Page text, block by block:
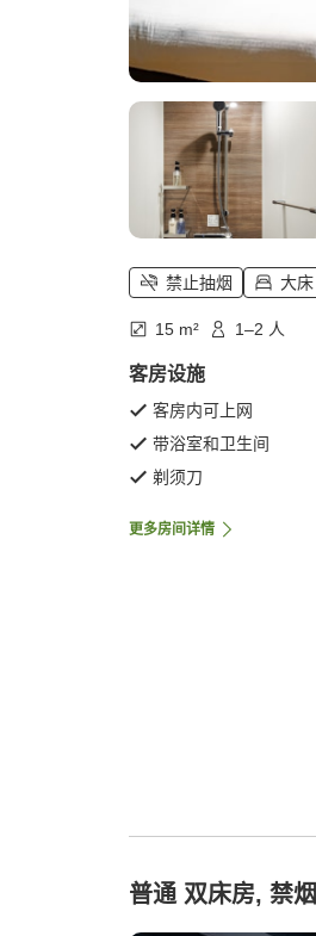
禁止抽烟 大床
15 m² 1–2 人
客房设施
客房内可上网
带浴室和卫生间
剃须刀
更多房间详情
普通 双床房, 禁烟